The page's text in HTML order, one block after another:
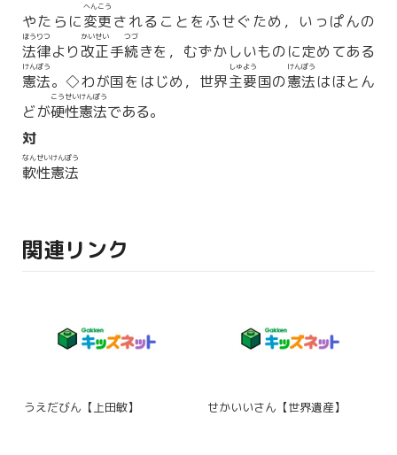
やたらに変更
へんこう
されることをふせぐため，いっぱんの
法律
ほうりつ
より改正
かいせい
手続
つづ
きを，むずかしいものに定めてある
憲法
けんぽう
。◇わが国をはじめ，世界主要
しゅよう
国の憲法
けんぽう
はほとん
どが硬性憲法
こうせいけんぽう
である。
対
軟性憲法
なんせいけんぽう
関連リンク
うえだびん【上田敏】 せかいいさん【世界遺産】